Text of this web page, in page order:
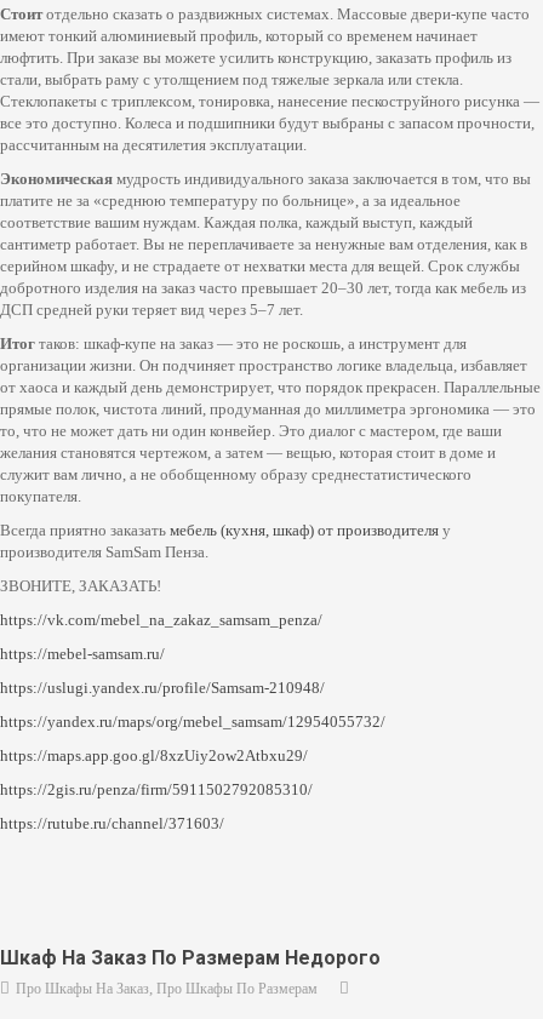
Стоитотдельно сказать о раздвижных системах. Массовые двери-купе часто
имеют тонкий алюминиевый профиль, который со временем начинает
люфтить. При заказе вы можете усилить конструкцию, заказать профиль из
стали, выбрать раму с утолщением под тяжелые зеркала или стекла.
Стеклопакеты с триплексом, тонировка, нанесение пескоструйного рисунка —
все это доступно. Колеса и подшипники будут выбраны с запасом прочности,
рассчитанным на десятилетия эксплуатации.
Экономическая мудрость индивидуального заказа заключается в том, что вы
платите не за «среднюю температуру по больнице», а за идеальное
соответствие вашим нуждам. Каждая полка, каждый выступ, каждый
сантиметр работает. Вы не переплачиваете за ненужные вам отделения, как в
серийном шкафу, и не страдаете от нехватки места для вещей. Срок службы
добротного изделия на заказ часто превышает 20–30 лет, тогда как мебель из
ДСП средней руки теряет вид через 5–7 лет.
Итог таков: шкаф-купе на заказ — это не роскошь, а инструмент для
организации жизни. Он подчиняет пространство логике владельца, избавляет
от хаоса и каждый день демонстрирует, что порядок прекрасен. Параллельные
прямые полок, чистота линий, продуманная до миллиметра эргономика — это
то, что не может дать ни один конвейер. Это диалог с мастером, где ваши
желания становятся чертежом, а затем — вещью, которая стоит в доме и
служит вам лично, а не обобщенному образу среднестатистического
покупателя.
Всегда приятно заказать мебель (кухня, шкаф) от производителя у
производителя SamSam Пенза.
ЗВОНИТЕ, ЗАКАЗАТЬ!
https://vk.com/mebel_na_zakaz_samsam_penza/
https://mebel-samsam.ru/
https://uslugi.yandex.ru/profile/Samsam-210948/
https://yandex.ru/maps/org/mebel_samsam/12954055732/
https://maps.app.goo.gl/8xzUiy2ow2Atbxu29/
https://2gis.ru/penza/firm/5911502792085310/
https://rutube.ru/channel/371603/
Шкаф На Заказ По Размерам Недорого
Про Шкафы На Заказ, Про Шкафы По Размерам